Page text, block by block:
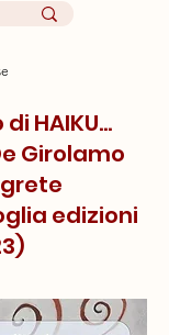
HAIKU…
Girolamo
edizioni